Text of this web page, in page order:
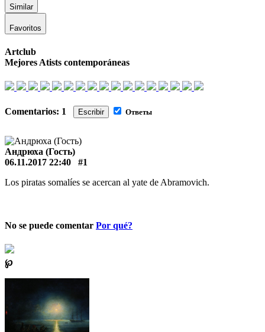
Similar
Favoritos
Artclub
Mejores Atists contemporáneas
Comentarios: 1 Escribir Ответы
Андрюха (Гость)
06.11.2017 22:40
#1
Los piratas somalíes se acercan al yate de Abramovich.
No se puede comentar Por qué?
℘